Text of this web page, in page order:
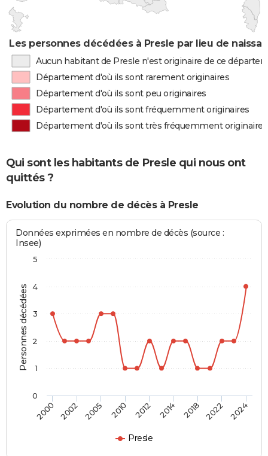
Les personnes décédées à Presle par lieu de
Aucun habitant de Presle n'est originaire de ce
Département d'où ils sont rarement originaires
Département d'où ils sont peu originaires
Département d'où ils sont fréquemment originaires
Département d'où ils sont très fréquemment originaires
Qui sont les habitants de Presle qui nous ont
quittés ?
Evolution du nombre de décès à Presle
Personnes décédées
Données exprimées en nombre de décès (source :
Insee)
Presle
2000 2002 2005 2010 2012 2014 2018 2022 2024
0
1
2
3
4
5